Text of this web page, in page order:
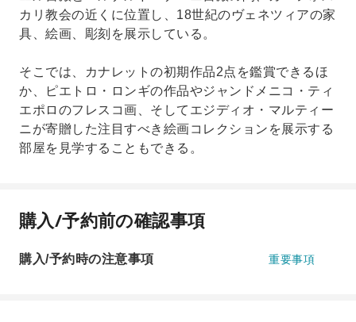
カリ教会の近くに位置し、18世紀のヴェネツィアの家
具、絵画、彫刻を展示している。
そこでは、カナレットの初期作品2点を鑑賞できるほ
か、ピエトロ・ロンギの作品やジャンドメニコ・ティ
エポロのフレスコ画、そしてエジディオ・マルティー
ニが寄贈した注目すべき絵画コレクションを展示する
部屋を見学することもできる。
購入/予約前の確認事項
購入/予約時の注意事項 重要事項